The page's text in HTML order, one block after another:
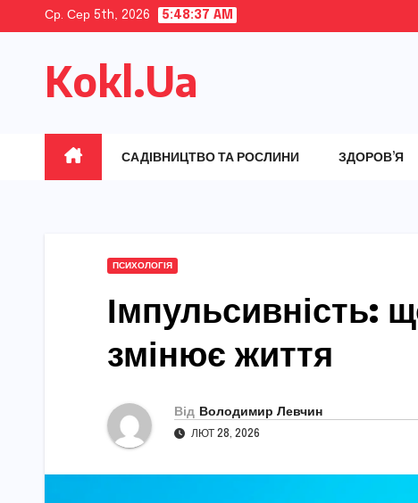
content
Ср. Сер 5th, 2026 5:48:38 AM
Kokl.Ua
САДІВНИЦТВО ТА РОСЛИНИ ЗДОРОВ’Я
ПСИХОЛОГІЯ
Імпульсивність:
змінює життя
Від Володимир Левчин
ЛЮТ 28, 2026